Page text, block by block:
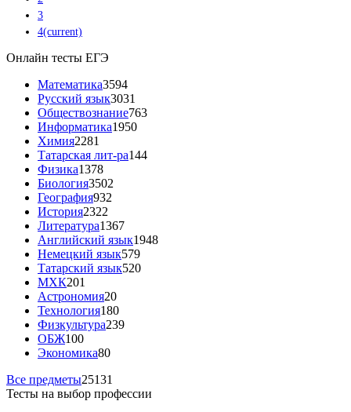
3
4(current)
Онлайн тесты ЕГЭ
Математика3594
Русский язык3031
Обществознание763
Информатика1950
Химия2281
Татарская лит-ра144
Физика1378
Биология3502
География932
История2322
Литература1367
Английский язык1948
Немецкий язык579
Татарский язык520
МХК201
Астрономия20
Технология180
Физкультура239
ОБЖ100
Экономика80
Все предметы25131
Тесты на выбор профессии